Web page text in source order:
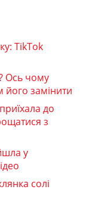
TikTok
Ось чому
його замінити
до
з
у
солі